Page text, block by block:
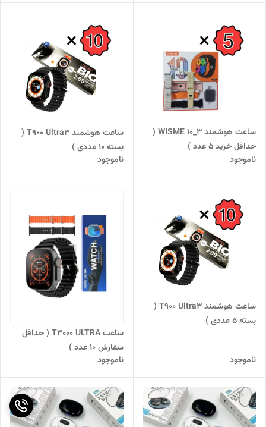
ساعت هوشمند WISME 10_3 (
حداقل خرید 5 عدد )
ناموجود
ساعت هوشمند T900 Ultra3 (
بسته 10 عددی )
ناموجود
ساعت هوشمند T900 Ultra3 (
بسته 5 عددی )
ناموجود
ساعت T3000 ULTRA ( حداقل
سفارش 10 عدد )
ناموجود